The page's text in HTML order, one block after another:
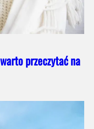
przeczytać na